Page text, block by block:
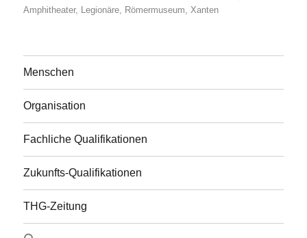
Amphitheater, Legionäre Römermuseum Xanten
Menschen
Organisation
Fachliche Qualifikationen
Zukunfts-Qualifikationen
THG-Zeitung